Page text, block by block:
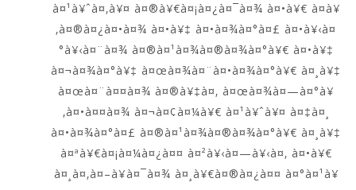
à¤¹à¥ˆà¤‚à¥¤ à¤®à¥€à¤¡à¤¿à¤¯à¤¾ à¤•à¥€ à¤­à¥
‚à¤®à¤¿à¤•à¤¾ à¤•à¥‡ à¤•à¤¾à¤°à¤£ à¤•à¥‹à¤
°à¥‹à¤¨à¤¾ à¤®à¤¹à¤¾à¤®à¤¾à¤°à¥€ à¤•à¥‡
à¤¬à¤¾à¤°à¥‡ à¤œà¤¾à¤¨à¤•à¤¾à¤°à¥€ à¤¸à¥‡
à¤œà¤¨à¤¤à¤¾ à¤®à¥‡à¤‚ à¤œà¤¾à¤—à¤°à¥
‚à¤•à¤¤à¤¾ à¤¬à¤¢à¤¼à¥€ à¤¹à¥ˆà¥¤ à¤‡à¤¸
à¤•à¤¾à¤°à¤£ à¤®à¤¹à¤¾à¤®à¤¾à¤°à¥€ à¤¸à¥‡
à¤ªà¥€à¤¡à¤¼à¤¿à¤¤ à¤²à¥‹à¤—à¥‹à¤‚ à¤•à¥€
à¤¸à¤‚à¤–à¥à¤¯à¤¾ à¤¸à¥€à¤®à¤¿à¤¤ à¤°à¤¹à¥